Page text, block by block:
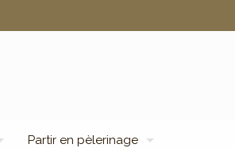
Partir en pèlerinage